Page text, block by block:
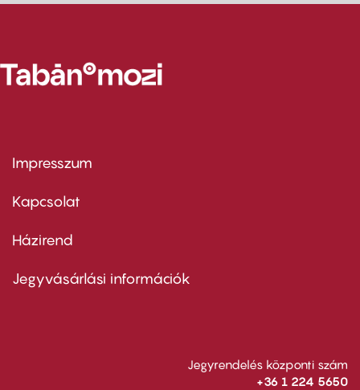
Footer
first
Impresszum
Kapcsolat
Footer
second
Házirend
Jegyvásárlási információk
Jegyrendelés központi szám
+36 1 224 5650